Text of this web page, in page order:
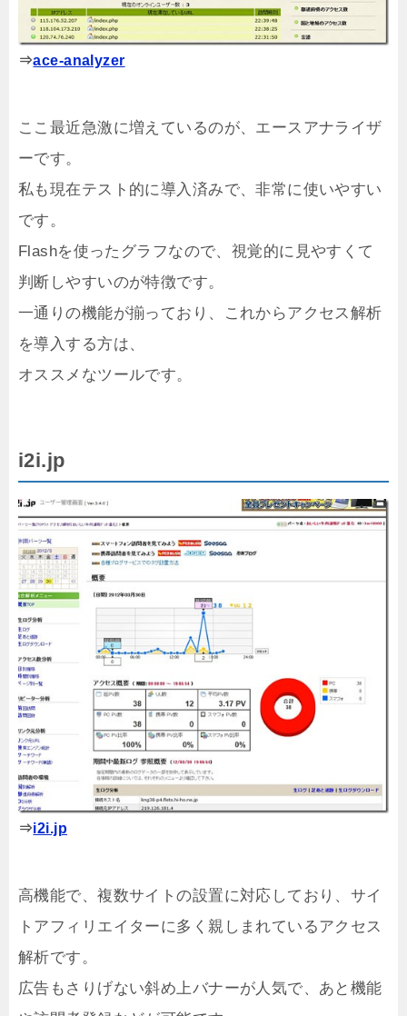
⇒ace-analyzer
ここ最近急激に増えているのが、エースアナライザ
ーです。
私も現在テスト的に導入済みで、非常に使いやすい
です。
Flashを使ったグラフなので、視覚的に見やすくて
判断しやすいのが特徴です。
一通りの機能が揃っており、これからアクセス解析
を導入する方は、
オススメなツールです。
i2i.jp
⇒i2i.jp
高機能で、複数サイトの設置に対応しており、サイ
トアフィリエイターに多く親しまれているアクセス
解析です。
広告もさりげない斜め上バナーが人気で、あと機能